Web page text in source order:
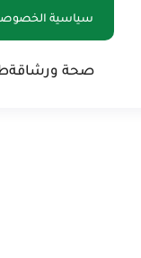
سياسية
صحة ورشاقة